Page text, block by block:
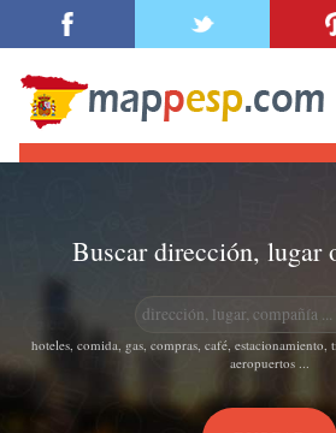
Buscar dirección, lugar
hoteles, comida, gas, compras, café, estacionamiento,
aeropuertos ...